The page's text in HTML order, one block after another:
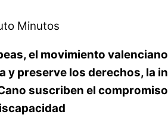
Minutos
el movimiento
y preserve los derechos, la
suscriben el